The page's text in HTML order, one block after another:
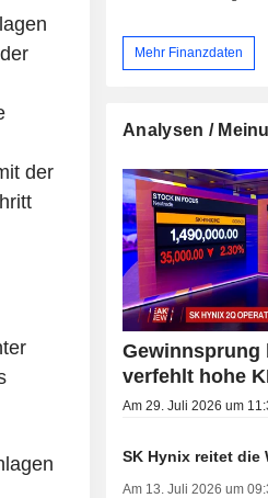
der
Mehr Finanzdaten
Analysen /
Gewinnsprung
verfehlt hohe
Am 29. Juli 2026 um
SK Hynix reitet die
Am 13. Juli 2026 um